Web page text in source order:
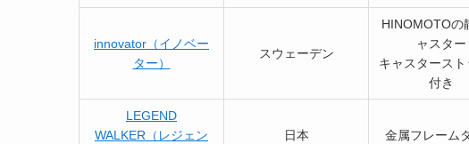
innovator（イノベー
ター）
スウェーデン
HINOMOTOの
ャスター
キャスタースト
付き
LEGEND
WALKER（レジェン
日本 金属フレーム